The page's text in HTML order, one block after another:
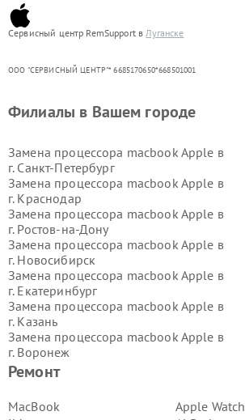
Сервисный центр RemSupport вЛуганске
ООО "СЕРВИСНЫЙ ЦЕНТР"* 6685170650*668501001
Ремонт
MacBook
Apple Watch
Филиалы в Вашем городе
Замена процессора macbook Apple в
г. Санкт-Петербург
Замена процессора macbook Apple в
г. Краснодар
Замена процессора macbook Apple в
г. Ростов-на-Дону
Замена процессора macbook Apple в
г. Новосибирск
Замена процессора macbook Apple в
г. Екатеринбург
Замена процессора macbook Apple в
г. Казань
Замена процессора macbook Apple в
г. Воронеж
Замена процессора macbook Apple в
Замена процессора macbook Apple в
г.Самара